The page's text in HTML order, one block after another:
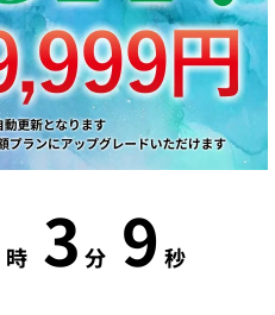
時 3 分 8 秒